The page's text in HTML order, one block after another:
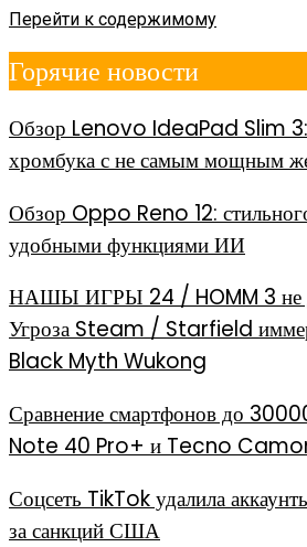
Перейти к содержимому
Горячие новости
Обзор Lenovo IdeaPad Slim
хромбука с не самым мощным
Обзор Oppo Reno 12:
удобными функциями ИИ
НАШЫ ИГРЫ 24 / HOMM 3 не
Угроза Steam / Starfield
Black Myth Wukong
Сравнение смартфонов до
Note 40 Pro+ и Tecno
Соцсеть TikTok удалила
за санкций США